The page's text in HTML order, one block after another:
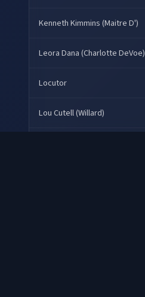
Kenneth Kimmins (Maitre D')
Leora Dana (Charlotte DeVoe)
Locutor
Lou Cutell (Willard)